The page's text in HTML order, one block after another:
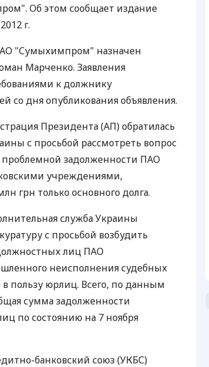
ПУТЕВОДИТЕЛИ ПО
БАНКОВСКИМ КАРТАМ
Об этом сообщает издание
г.
"Сумыхимпром" назначен
Марченко. Заявления
к должнику
со дня опубликования объявления.
Президента (АП) обратилась
с просьбой рассмотреть вопрос
проблемной задолженности ПАО
учреждениями,
грн только основного долга.
служба Украины
с просьбой возбудить
лиц ПАО
неисполнения судебных
пользу юрлиц. Всего, по данным
сумма задолженности
по состоянию на 7 ноября
банковский союз (УКБС)